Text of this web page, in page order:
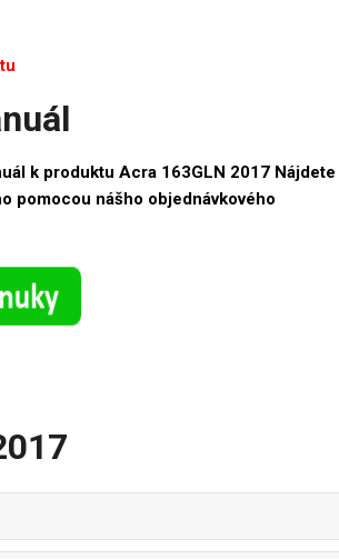
k produktu Acra 163GLN 2017 Nájdete
pomocou nášho objednávkového